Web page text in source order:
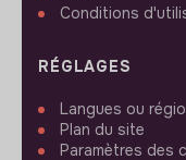
Conditions
RÉGLAGES
Langues ou
Plan du site
Paramètres des